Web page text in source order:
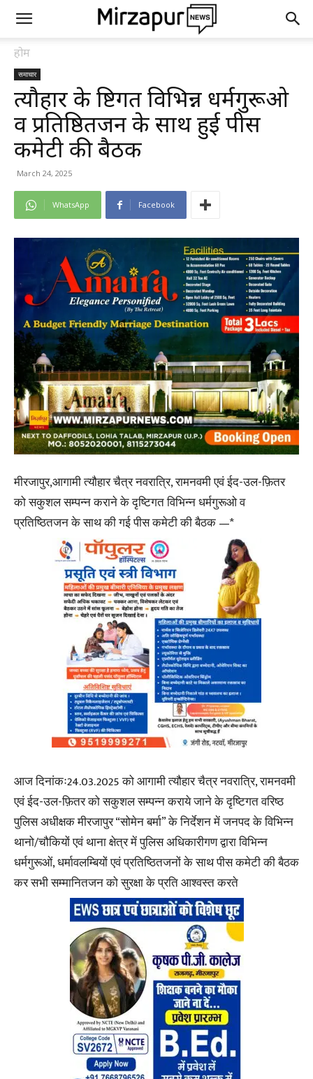
होम
समाचार
त्यौहार के दृष्टिगत विभिन्न धर्मगुरूओ
व प्रतिष्ठितजन के साथ हुई पीस
कमेटी की बैठक
March 24, 2025
WhatsApp Facebook
मीरजापुर,आगामी त्यौहार चैत्र नवरात्रि, रामनवमी एवं ईद-उल-फ़ितर
को सकुशल सम्पन्न कराने के दृष्टिगत विभिन्न धर्मगुरूओ व
प्रतिष्ठितजन के साथ की गई पीस कमेटी की बैठक —*
आज दिनांकः24.03.2025 को आगामी त्यौहार चैत्र नवरात्रि, रामनवमी
एवं ईद-उल-फ़ितर को सकुशल सम्पन्न कराये जाने के दृष्टिगत वरिष्ठ
पुलिस अधीक्षक मीरजापुर “सोमेन बर्मा” के निर्देशन में जनपद के विभिन्न
थानो/चौकियों एवं थाना क्षेत्र में पुलिस अधिकारीगण द्वारा विभिन्न
धर्मगुरूओं, धर्मावलम्बियों एवं प्रतिष्ठितजनों के साथ पीस कमेटी की बैठक
कर सभी सम्मानितजन को सुरक्षा के प्रति आश्वस्त करते